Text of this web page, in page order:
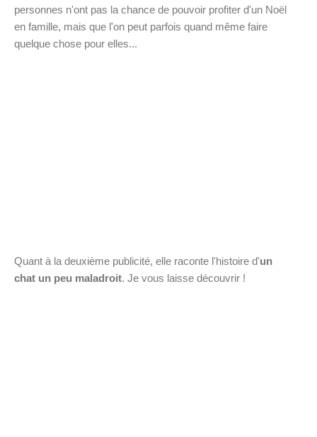
personnes n'ont pas la chance de pouvoir profiter d'un Noël
en famille, mais que l'on peut parfois quand même faire
quelque chose pour elles...
Quant à la deuxième publicité, elle raconte l'histoire d'un
chat un peu maladroit. Je vous laisse découvrir !